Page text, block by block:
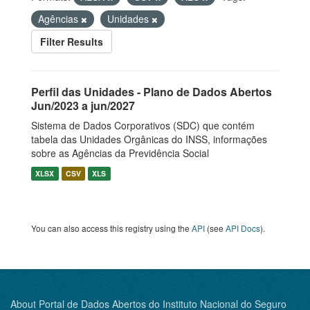
Agências
Unidades
Filter Results
Perfil das Unidades - Plano de Dados Abertos
Jun/2023 a jun/2027
Sistema de Dados Corporativos (SDC) que contém
tabela das Unidades Orgânicas do INSS, informações
sobre as Agências da Previdência Social
XLSX CSV XLS
You can also access this registry using the API (see API Docs).
About Portal de Dados Abertos do Instituto Nacional do Seguro